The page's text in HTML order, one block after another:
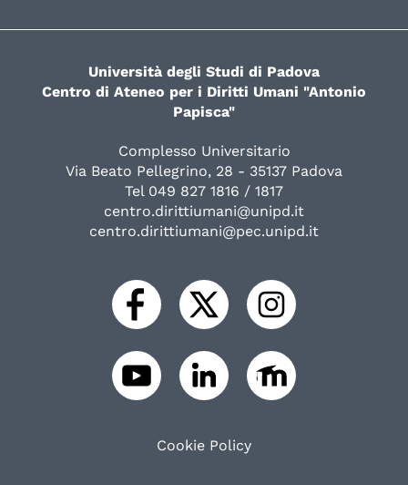
Università degli Studi di Padova
Centro di Ateneo per i Diritti Umani "Antonio
Papisca"
Complesso Universitario
Via Beato Pellegrino, 28 - 35137 Padova
Tel 049 827 1816 / 1817
centro.dirittiumani@unipd.it
centro.dirittiumani@pec.unipd.it
Cookie Policy